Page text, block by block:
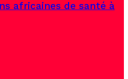
africaines de santé à